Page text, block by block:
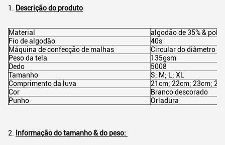
1. Descrição do produto
Material
algodão de 35% &
Fio de algodão
40s
Máquina de confecção de malhas
Circular do diâmetro
Peso da tela
135gsm
Dedo
5008
Tamanho
S; M; L; XL
Comprimento da luva
21cm; 22cm; 23cm;
Cor
Branco descorado
Punho
Orladura
2. Informação do tamanho & do peso: